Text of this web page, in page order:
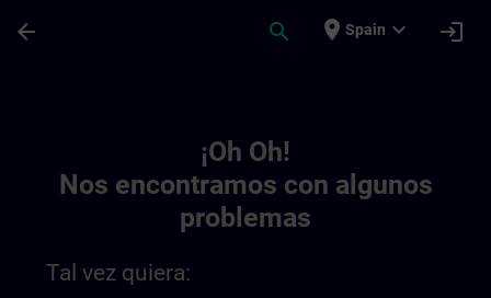
arrow_back search place Spain expand_more login
¡Oh Oh!
Nos encontramos con algunos
problemas
Tal vez quiera: